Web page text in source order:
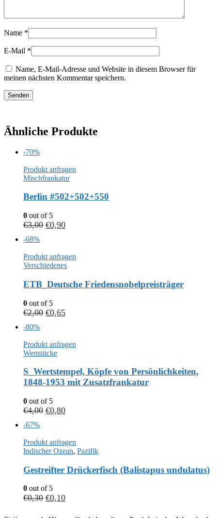
Name *
E-Mail *
Name, E-Mail-Adresse und Website in diesem Browser für
meinen nächsten Kommentar speichern.
Ähnliche Produkte
-70%
Produkt anfragen
Mischfrankatur
Berlin #502+502+550
0 out of 5
€3,00 €0,90
-68%
Produkt anfragen
Verschiedenes
ETB_Deutsche Friedensnobelpreisträger
0 out of 5
€2,00 €0,65
-80%
Produkt anfragen
Wertstücke
S_Wertstempel, Köpfe von Persönlichkeiten,
1848-1953 mit Zusatzfrankatur
0 out of 5
€4,00 €0,80
-67%
Produkt anfragen
Indischer Ozean, Pazifik
Gestreifter Drückerfisch (Balistapus undulatus)
0 out of 5
€0,30 €0,10